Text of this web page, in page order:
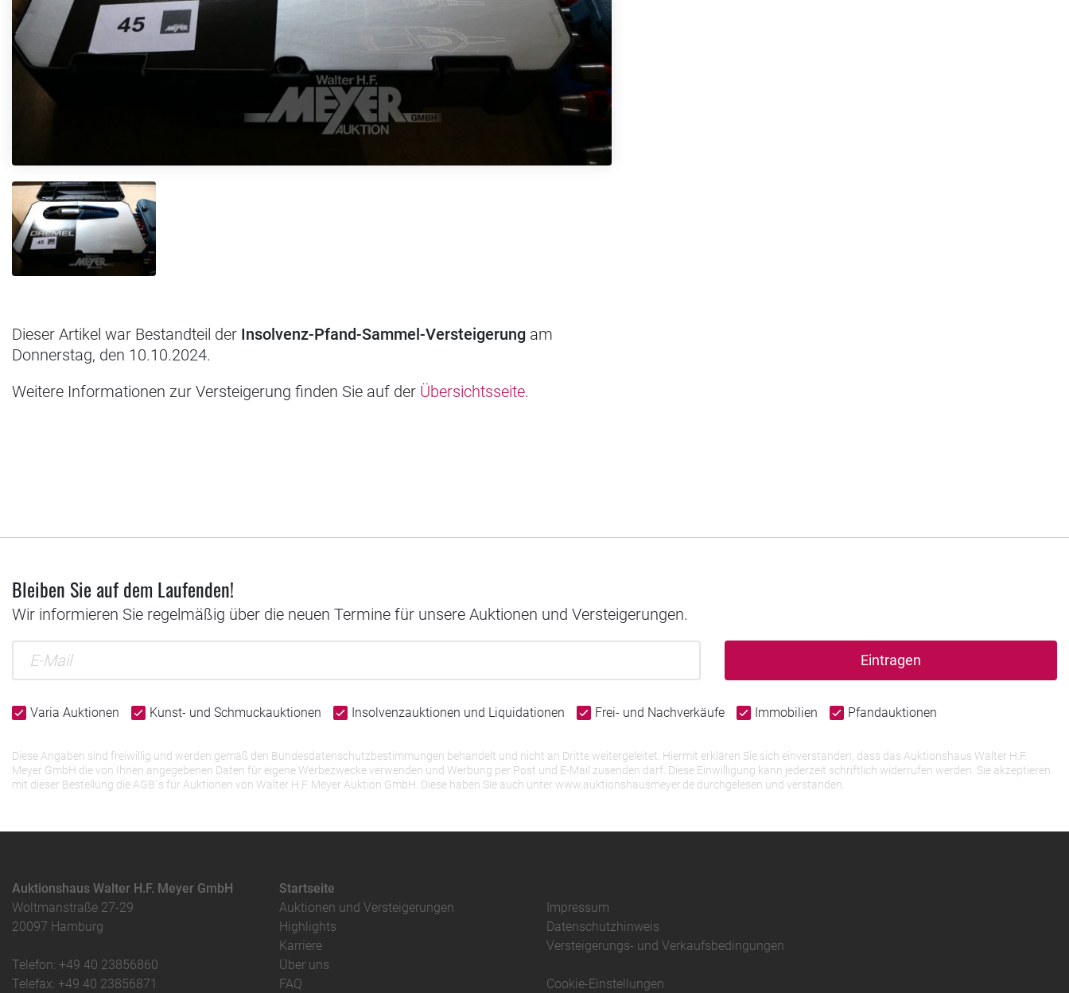
Dieser Artikel war Bestandteil der Insolvenz-Pfand-Sammel-Versteigerung am
Donnerstag, den 10.10.2024.
Weitere Informationen zur Versteigerung finden Sie auf der Übersichtsseite.
Bleiben Sie auf dem Laufenden!
Wir informieren Sie regelmäßig über die neuen Termine für unsere Auktionen und Versteigerungen.
Eintragen
Varia Auktionen Kunst- und Schmuckauktionen Insolvenzauktionen und Liquidationen Frei- und Nachverkäufe Immobilien Pfandauktionen
Diese Angaben sind freiwillig und werden gemäß den Bundesdatenschutzbestimmungen behandelt und nicht an Dritte weitergeleitet. Hiermit erklären Sie sich einverstanden, dass das Auktionshaus Walter H.F.
Meyer GmbH die von Ihnen angegebenen Daten für eigene Werbezwecke verwenden und Werbung per Post und E-Mail zusenden darf. Diese Einwilligung kann jederzeit schriftlich widerrufen werden. Sie akzeptieren
mit dieser Bestellung die AGB`s für Auktionen von Walter H.F. Meyer Auktion GmbH. Diese haben Sie auch unter www.auktionshausmeyer.de durchgelesen und verstanden.
Auktionshaus Walter H.F. Meyer GmbH
Woltmanstraße 27-29
20097 Hamburg
Telefon: +49 40 23856860
Telefax: +49 40 23856871
Startseite
Auktionen und Versteigerungen
Highlights
Karriere
Über uns
FAQ
Impressum
Datenschutzhinweis
Versteigerungs- und Verkaufsbedingungen
Cookie-Einstellungen